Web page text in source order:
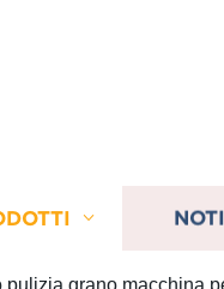
pulizia grano macchina